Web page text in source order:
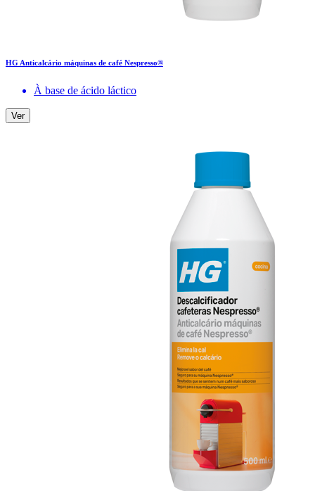
HG Anticalcário máquinas de café Nespresso®
À base de ácido láctico
Ver